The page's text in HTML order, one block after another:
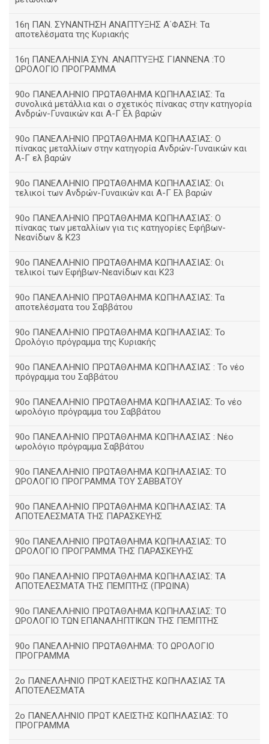
16η ΠΑΝ. ΣΥΝΑΝΤΗΣΗ ΑΝΑΠΤΥΞΗΣ Α΄ΦΑΣΗ: Τα
αποτελέσματα της Κυριακής
16η ΠΑΝΕΛΛΗΝΙΑ ΣΥΝ. ΑΝΑΠΤΥΞΗΣ ΓΙΑΝΝΕΝΑ :ΤΟ
ΩΡΟΛΟΓΙΟ ΠΡΟΓΡΑΜΜΑ
90ο ΠΑΝΕΛΛΗΝΙΟ ΠΡΩΤΑΘΛΗΜΑ ΚΩΠΗΛΑΣΙΑΣ: Τα
συνολικά μετάλλια και ο σχετικός πίνακας στην κατηγορία
Ανδρών-Γυναικών και Α-Γ Ελ βαρών
90ο ΠΑΝΕΛΛΗΝΙΟ ΠΡΩΤΑΘΛΗΜΑ ΚΩΠΗΛΑΣΙΑΣ: Ο
πίνακας μεταλλίων στην κατηγορία Ανδρών-Γυναικών και
Α-Γ ελ βαρών
90ο ΠΑΝΕΛΛΗΝΙΟ ΠΡΩΤΑΘΛΗΜΑ ΚΩΠΗΛΑΣΙΑΣ: Οι
τελικοί των Ανδρών-Γυναικών και Α-Γ Ελ βαρών
90ο ΠΑΝΕΛΛΗΝΙΟ ΠΡΩΤΑΘΛΗΜΑ ΚΩΠΗΛΑΣΙΑΣ: Ο
πίνακας των μεταλλίων για τις κατηγορίες Εφήβων-
Νεανίδων & Κ23
90ο ΠΑΝΕΛΛΗΝΙΟ ΠΡΩΤΑΘΛΗΜΑ ΚΩΠΗΛΑΣΙΑΣ: Οι
τελικοί των Εφήβων-Νεανίδων και Κ23
90o ΠΑΝΕΛΛΗΝΙΟ ΠΡΩΤΑΘΛΗΜΑ ΚΩΠΗΛΑΣΙΑΣ: Τα
αποτελέσματα του Σαββάτου
90ο ΠΑΝΕΛΛΗΝΙΟ ΠΡΩΤΑΘΛΗΜΑ ΚΩΠΗΛΑΣΙΑΣ: Το
Ωρολόγιο πρόγραμμα της Κυριακής
90ο ΠΑΝΕΛΛΗΝΙΟ ΠΡΩΤΑΘΛΗΜΑ ΚΩΠΗΛΑΣΙΑΣ : Το νέο
πρόγραμμα του Σαββάτου
90ο ΠΑΝΕΛΛΗΝΙΟ ΠΡΩΤΑΘΛΗΜΑ ΚΩΠΗΛΑΣΙΑΣ: Το νέο
ωρολόγιο πρόγραμμα του Σαββάτου
90ο ΠΑΝΕΛΛΗΝΙΟ ΠΡΩΤΑΘΛΗΜΑ ΚΩΠΗΛΑΣΙΑΣ : Νέο
ωρολόγιο πρόγραμμα Σαββάτου
90ο ΠΑΝΕΛΛΗΝΙΟ ΠΡΩΤΑΘΛΗΜΑ ΚΩΠΗΛΑΣΙΑΣ: ΤΟ
ΩΡΟΛΟΓΙΟ ΠΡΟΓΡΑΜΜΑ ΤΟΥ ΣΑΒΒΑΤΟΥ
90ο ΠΑΝΕΛΛΗΝΙΟ ΠΡΩΤΑΘΛΗΜΑ ΚΩΠΗΛΑΣΙΑΣ: ΤΑ
ΑΠΟΤΕΛΕΣΜΑΤΑ ΤΗΣ ΠΑΡΑΣΚΕΥΗΣ
90ο ΠΑΝΕΛΛΗΝΙΟ ΠΡΩΤΑΘΛΗΜΑ ΚΩΠΗΛΑΣΙΑΣ: ΤΟ
ΩΡΟΛΟΓΙΟ ΠΡΟΓΡΑΜΜΑ ΤΗΣ ΠΑΡΑΣΚΕΥΗΣ
90ο ΠΑΝΕΛΛΗΝΙΟ ΠΡΩΤΑΘΛΗΜΑ ΚΩΠΗΛΑΣΙΑΣ: ΤΑ
ΑΠΟΤΕΛΕΣΜΑΤΑ ΤΗΣ ΠΕΜΠΤΗΣ (ΠΡΩΙΝΑ)
90o ΠΑΝΕΛΛΗΝΙΟ ΠΡΩΤΑΘΛΗΜΑ ΚΩΠΗΛΑΣΙΑΣ: ΤΟ
ΩΡΟΛΟΓΙΟ ΤΩΝ ΕΠΑΝΑΛΗΠΤΙΚΩΝ ΤΗΣ ΠΕΜΠΤΗΣ
90ο ΠΑΝΕΛΛΗΝΙΟ ΠΡΩΤΑΘΛΗΜΑ: ΤΟ ΩΡΟΛΟΓΙΟ
ΠΡΟΓΡΑΜΜΑ
2ο ΠΑΝΕΛΛΗΝΙΟ ΠΡΩΤ.ΚΛΕΙΣΤΗΣ ΚΩΠΗΛΑΣΙΑΣ ΤΑ
ΑΠΟΤΕΛΕΣΜΑΤΑ
2ο ΠΑΝΕΛΛΗΝΙΟ ΠΡΩΤ ΚΛΕΙΣΤΗΣ ΚΩΠΗΛΑΣΙΑΣ: ΤΟ
ΠΡΟΓΡΑΜΜΑ